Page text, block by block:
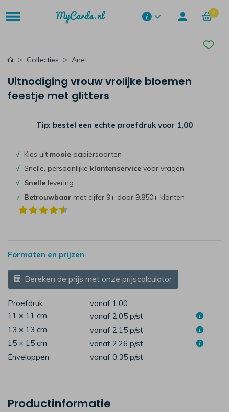
0
Collecties Anet
Uitnodiging vrouw vrolijke bloemen
feestje met glitters
Tip: bestel een echte proefdruk voor 1,00
√ Kies uit mooie papiersoorten
√ Snelle, persoonlijke klantenservice voor vragen
√ Snelle levering
√ Betrouwbaar met cijfer 9+ door 9.850+ klanten
Formaten en prijzen
Bereken de prijs met onze prijscalculator
Proefdruk
vanaf 1,00
11 × 11 cm
vanaf 2,05 p/st
13 × 13 cm
vanaf 2,15 p/st
15 × 15 cm
vanaf 2,26 p/st
Enveloppen
vanaf 0,35 p/st
Productinformatie